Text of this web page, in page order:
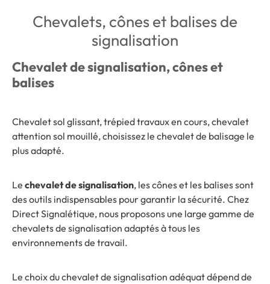
Chevalets, cônes et balises de
signalisation
Chevalet de signalisation, cônes et
balises
Chevalet sol glissant, trépied travaux en cours, chevalet
attention sol mouillé, choisissez le chevalet de balisage le
plus adapté.
Le chevalet de signalisation, les cônes et les balises sont
des outils indispensables pour garantir la sécurité. Chez
Direct Signalétique, nous proposons une large gamme de
chevalets de signalisation adaptés à tous les
environnements de travail.
Le choix du chevalet de signalisation adéquat dépend de